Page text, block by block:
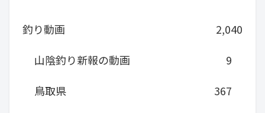
釣り動画
2,040
山陰釣り新報の動画
9
鳥取県
367